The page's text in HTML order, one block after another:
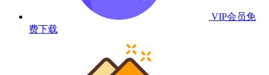
VIP会员免
费下载